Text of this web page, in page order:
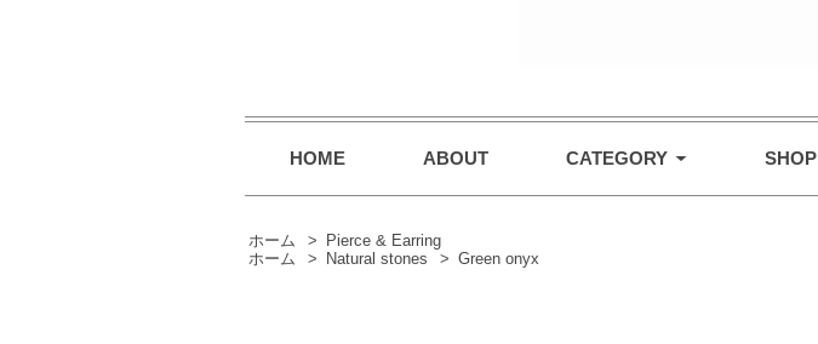
HOME ABOUT CATEGORY
ホーム >
Pierce & Earring
ホーム
> Natural stones > Green onyx